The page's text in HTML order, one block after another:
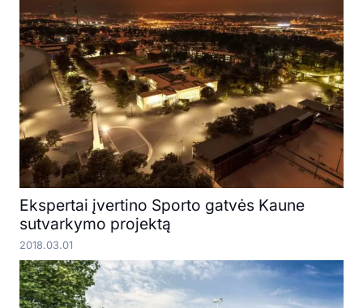
Ekspertai įvertino Sporto gatvės Kaune
sutvarkymo projektą
2018.03.01